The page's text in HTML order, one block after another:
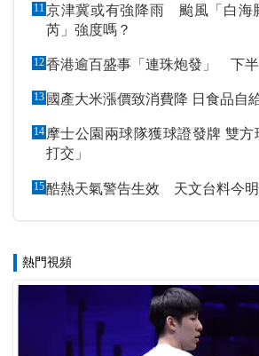
11 京津冀或有強降雨 颱風「白海
芮」強度嗎？
12香港逾百盛事「連珠炮發」 下半
13 國產大米漲價致消
14 摩士公園兩球隊獲球證發牌 雙
打交」
15酷熱天氣警告生效 天文台料今
熱門視頻